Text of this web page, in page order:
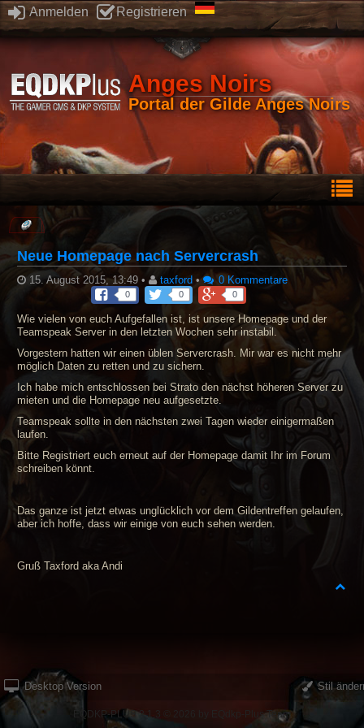
Anmelden Registrieren
Anges Noirs
Portal der Gilde Anges Noirs
Neue Homepage nach Servercrash
15. August 2015, 13:49 • taxford • 0 Kommentare
0 0 0
Wie vielen von euch Aufgefallen ist, ist unsere Homepage und der
Teamspeak Server in den letzten Wochen sehr instabil.
Vorgestern hatten wir einen üblen Servercrash. Mir war es nicht mehr
möglich Daten zu retten und zu sichern.
Ich habe mich entschlossen bei Strato den nächst höheren Server zu
mieten und die Homepage neu aufgesetzte.
Teamspeak sollte in den nächsten zwei Tagen wieder einigermaßen
laufen.
Bitte Registriert euch erneut auf der Homepage damit Ihr im Forum
schreiben könnt.
Das ganze ist jetzt etwas unglücklich vor dem Gildentreffen gelaufen,
aber ich hoffe, dass wir einige von euch sehen werden.
Gruß Taxford aka Andi
Desktop Version Stil
EQDKP-PLUS 2.1.3 © 2026 by EQdkp-Plus Team